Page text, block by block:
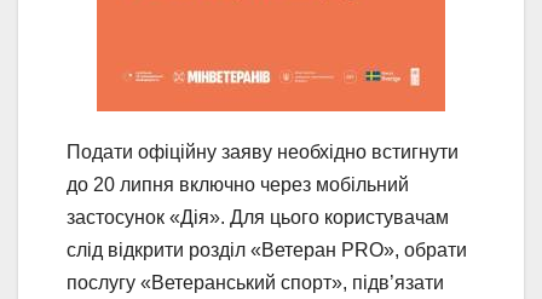
Подати офіційну заяву необхідно встигнути
до 20 липня включно через мобільний
застосунок «Дія». Для цього користувачам
слід відкрити розділ «Ветеран PRO», обрати
послугу «Ветеранський спорт», підв’язати